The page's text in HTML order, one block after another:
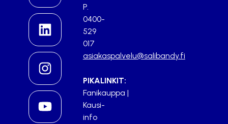
P.
0400-
529
017
asiakaspalvelu@salibandy.fi
PIKALINKIT:
Fanikauppa |
Kausi-
info